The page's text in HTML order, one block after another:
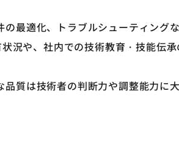
最適化、トラブルシューティング
況や、社内での技術教育・技能伝
質は技術者の判断力や調整能力に